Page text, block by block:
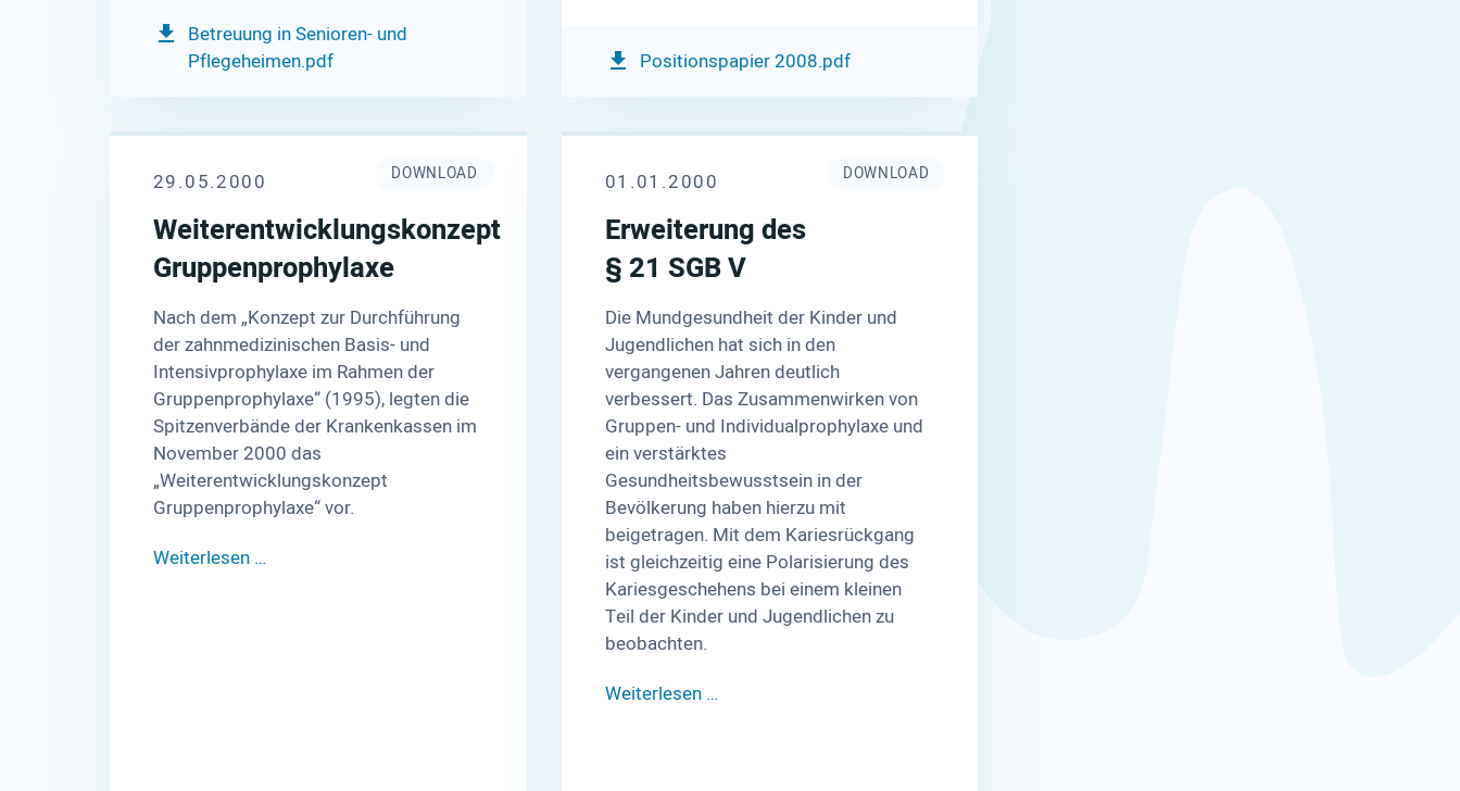
Betreuung in Senioren- und
Pflegeheimen.pdf
Positionspapier 2008.pdf
DOWNLOAD
29.05.2000
Weiterentwicklungskonzept
Gruppenprophylaxe
Nach dem „Konzept zur Durchführung
der zahnmedizinischen Basis- und
Intensivprophylaxe im Rahmen der
Gruppenprophylaxe“ (1995), legten die
Spitzenverbände der Krankenkassen im
November 2000 das
„Weiterentwicklungskonzept
Gruppenprophylaxe“ vor.
Weiterlesen …
DOWNLOAD
01.01.2000
Erweiterung des
§ 21 SGB V
Die Mundgesundheit der Kinder und
Jugendlichen hat sich in den
vergangenen Jahren deutlich
verbessert. Das Zusammenwirken von
Gruppen- und Individualprophylaxe und
ein verstärktes
Gesundheitsbewusstsein in der
Bevölkerung haben hierzu mit
beigetragen. Mit dem Kariesrückgang
ist gleichzeitig eine Polarisierung des
Kariesgeschehens bei einem kleinen
Teil der Kinder und Jugendlichen zu
beobachten.
Weiterlesen …